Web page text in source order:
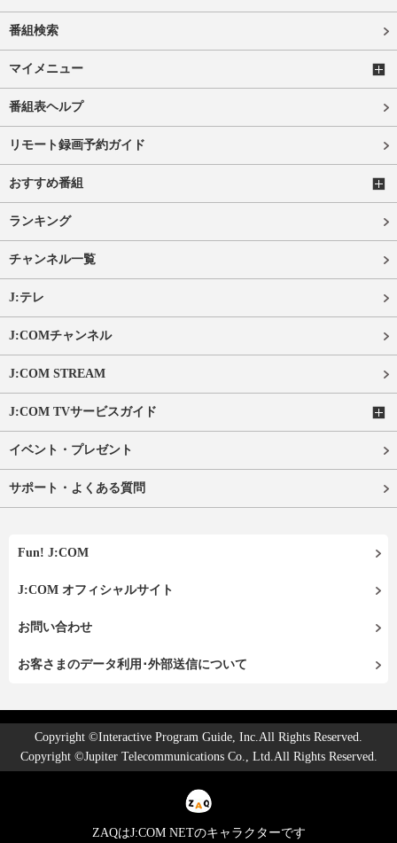
番組検索
マイメニュー
番組表ヘルプ
リモート録画予約ガイド
おすすめ番組
ランキング
チャンネル一覧
J:テレ
J:COMチャンネル
J:COM STREAM
J:COM TVサービスガイド
イベント・プレゼント
サポート・よくある質問
Fun! J:COM
J:COM オフィシャルサイト
お問い合わせ
お客さまのデータ利用･外部送信について
Copyright ©Interactive Program Guide, Inc.All Rights Reserved.
Copyright ©Jupiter Telecommunications Co., Ltd.All Rights Reserved.
ZAQはJ:COM NETのキャラクターです